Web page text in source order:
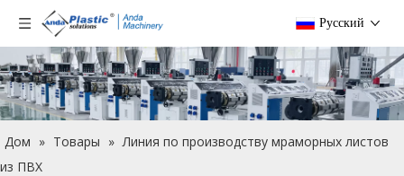
Pусский
Дом » Товары » Линия по производству мраморных листов
из ПВХ